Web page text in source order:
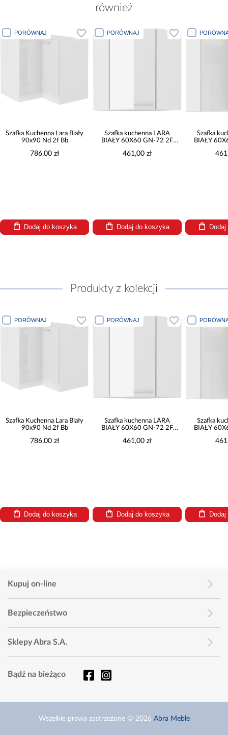
również
PORÓWNAJ
Szafka Kuchenna Lara Biały
90x90 Nd 2f Bb
786,00 zł
Dodaj do koszyka
PORÓWNAJ
Szafka kuchenna LARA
BIAŁY 60X60 GN-72 2F
461,00 zł
Dodaj do koszyka
Szafka
BIAŁY
Produkty z kolekcji
PORÓWNAJ
Szafka Kuchenna Lara Biały
90x90 Nd 2f Bb
786,00 zł
Dodaj do koszyka
PORÓWNAJ
Szafka kuchenna LARA
BIAŁY 60X60 GN-72 2F
461,00 zł
Dodaj do koszyka
Szafka
BIAŁY
Kupuj on-line
Bezpieczeństwo
Sklepy Abra S.A.
Bądź na bieżąco
Wszelkie prawa zastrzeżone © 2026 Abra Meble